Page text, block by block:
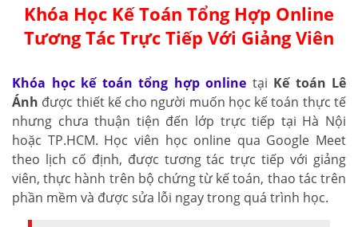
Khóa Học Kế Toán Tổng Hợp Online
Tương Tác Trực Tiếp Với Giảng Viên
Khóa học kế toán tổng hợp online tại Kế toán Lê
Ánh được thiết kế cho người muốn học kế toán thực tế
nhưng chưa thuận tiện đến lớp trực tiếp tại Hà Nội
hoặc TP.HCM. Học viên học online qua Google Meet
theo lịch cố định, được tương tác trực tiếp với giảng
viên, thực hành trên bộ chứng từ kế toán, thao tác trên
phần mềm và được sửa lỗi ngay trong quá trình học.